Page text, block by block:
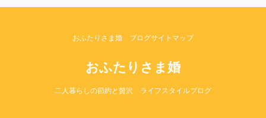
おふたりさま婚 ブログサイトマップ
おふたりさま婚
二人暮らしの節約と贅沢 ライフスタイルブログ